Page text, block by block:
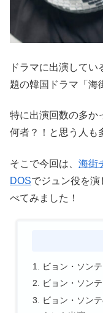
ドラマに出演して
題の韓国ドラマ「海
特に出演回数の多か
何者？！と思う人も
そこで今回は、 海街
DOSでジュン役を
べてみました！
ビョン・ソン
ビョン・ソン
ビョン・ソン